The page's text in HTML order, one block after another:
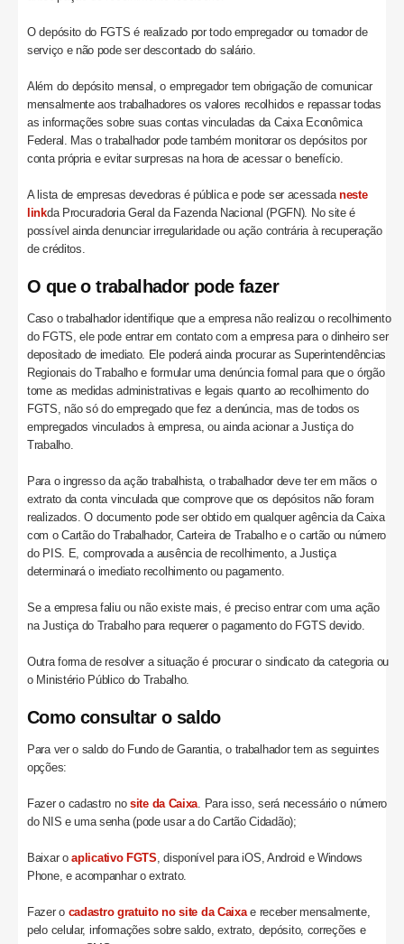
O depósito do FGTS é realizado por todo empregador ou tomador de
serviço e não pode ser descontado do salário.
Além do depósito mensal, o empregador tem obrigação de comunicar
mensalmente aos trabalhadores os valores recolhidos e repassar todas
as informações sobre suas contas vinculadas da Caixa Econômica
Federal. Mas o trabalhador pode também monitorar os depósitos por
conta própria e evitar surpresas na hora de acessar o benefício.
A lista de empresas devedoras é pública e pode ser acessada neste
linkda Procuradoria Geral da Fazenda Nacional (PGFN). No site é
possível ainda denunciar irregularidade ou ação contrária à recuperação
de créditos.
O que o trabalhador pode fazer
Caso o trabalhador identifique que a empresa não realizou o recolhimento
do FGTS, ele pode entrar em contato com a empresa para o dinheiro ser
depositado de imediato. Ele poderá ainda procurar as Superintendências
Regionais do Trabalho e formular uma denúncia formal para que o órgão
tome as medidas administrativas e legais quanto ao recolhimento do
FGTS, não só do empregado que fez a denúncia, mas de todos os
empregados vinculados à empresa, ou ainda acionar a Justiça do
Trabalho.
Para o ingresso da ação trabalhista, o trabalhador deve ter em mãos o
extrato da conta vinculada que comprove que os depósitos não foram
realizados. O documento pode ser obtido em qualquer agência da Caixa
com o Cartão do Trabalhador, Carteira de Trabalho e o cartão ou número
do PIS. E, comprovada a ausência de recolhimento, a Justiça
determinará o imediato recolhimento ou pagamento.
Se a empresa faliu ou não existe mais, é preciso entrar com uma ação
na Justiça do Trabalho para requerer o pagamento do FGTS devido.
Outra forma de resolver a situação é procurar o sindicato da categoria ou
o Ministério Público do Trabalho.
Como consultar o saldo
Para ver o saldo do Fundo de Garantia, o trabalhador tem as seguintes
opções:
Fazer o cadastro no site da Caixa . Para isso, será necessário o número
do NIS e uma senha (pode usar a do Cartão Cidadão);
Baixar oaplicativo FGTS , disponível para iOS, Android e Windows
Phone, e acompanhar o extrato.
Fazer o cadastro gratuito no site da Caixae receber mensalmente,
pelo celular, informações sobre saldo, extrato, depósito, correções e